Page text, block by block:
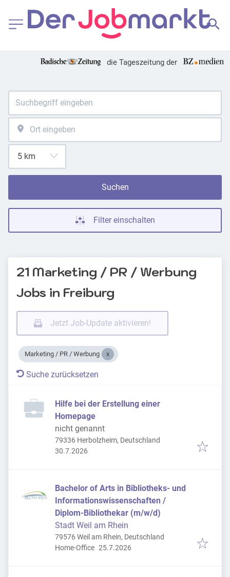
die Tageszeitung der
Suchen
Filter einschalten
21 Marketing / PR / Werbung
Jobs in Freiburg
Jetzt Job-Update aktivieren!
Marketing / PR / Werbung
Suche zurücksetzen
Hilfe bei der Erstellung einer
Homepage
nicht genannt
79336 Herbolzheim, Deutschland
Veröffentlicht
30.7.2026
Bachelor of Arts in Bibliotheks- und
Informationswissenschaften /
Diplom-Bibliothekar (m/w/d)
Stadt Weil am Rhein
79576 Weil am Rhein, Deutschland
Home-Office Veröffentlicht
25.7.2026